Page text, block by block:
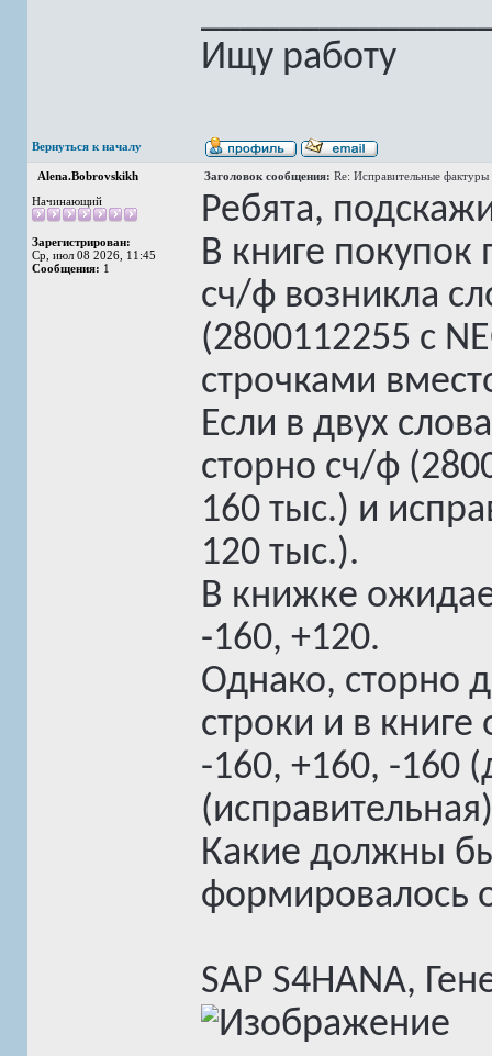
Ищу работу
Вернуться к началу
Alena.Bobrovskikh Заголовок сообщения: Re: Исправительные фактуры
Начинающий
Зарегистрирован:
Ср, июл 08 2026, 11:45
Сообщения: 1
Ребята,
В книге
сч/ф возникла
(2800112255 с
строчками
Если в двух
сторно сч/ф
160 тыс.) и
120 тыс.).
В книжке
-160, +120.
Однако, сторно
строки и в
-160, +160, -160
Какие должны
формировалось
SAP S4HANA,